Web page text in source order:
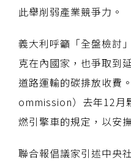
此舉削弱產業競爭力。
義大利呼籲「全盤檢討
克在內國家，也爭取到
道路運輸的碳排放收費
ommission）去年12月
燃引擎車的規定，以安
聯合報倡議家引述中央